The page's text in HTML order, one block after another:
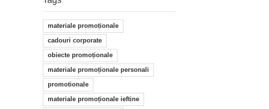
materiale promoționale
cadouri corporate
obiecte promoționale
materiale promoționale personali
promotionale
materiale promoționale ieftine